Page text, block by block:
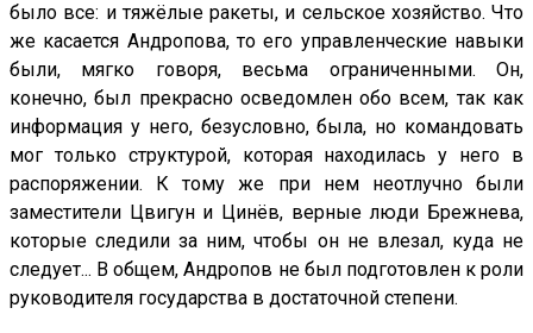
было все: и тяжёлые ракеты, и сельское хозяйство. Что
же касается Андропова, то его управленческие навыки
были, мягко говоря, весьма ограниченными. Он,
конечно, был прекрасно осведомлен обо всем, так как
информация у него, безусловно, была, но командовать
мог только структурой, которая находилась у него в
распоряжении. К тому же при нем неотлучно были
заместители Цвигун и Цинёв, верные люди Брежнева,
которые следили за ним, чтобы он не влезал, куда не
следует... В общем, Андропов не был подготовлен к роли
руководителя государства в достаточной степени.